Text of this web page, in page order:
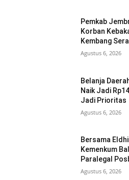
Pemkab
Korban
Kembang
Agustus 6, 2026
Belanja
Naik Jadi
Jadi Prioritas
Agustus 6, 2026
Bersama
Kemenkum
Paralegal
Agustus 6, 2026